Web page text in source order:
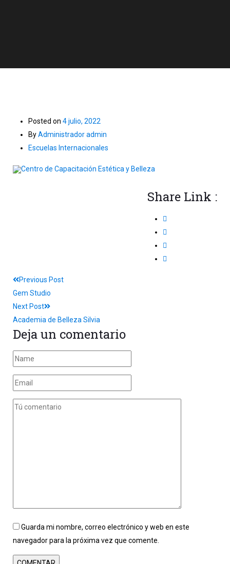
Posted on 4 julio, 2022
ByAdministrador admin
Escuelas Internacionales
Centro de Capacitación Estética y Belleza
Share Link :
Previous Post
Gem Studio
Next Post
Academia de Belleza Silvia
Deja un comentario
Guarda mi nombre, correo electrónico y web en este
navegador para la próxima vez que comente.